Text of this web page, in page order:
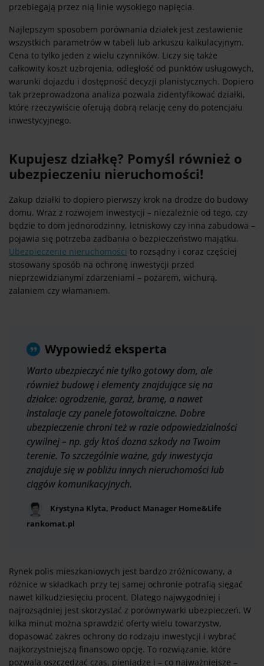
przebiegają przez nią linie wysokiego napięcia.
Najlepszym sposobem porównania działek jest zestawienie
wszystkich parametrów w tabeli lub arkuszu kalkulacyjnym.
Cena to tylko jeden z wielu czynników. Liczy się także
całkowity koszt uzbrojenia, odległość od punktów usługowych,
warunki dojazdu i dostępność decyzji planistycznych. Dopiero
tak przeprowadzona analiza pozwala zidentyfikować działki,
które rzeczywiście oferują dobrą relację ceny do potencjału
inwestycyjnego.
Kupujesz działkę? Pomyśl również o
ubezpieczeniu nieruchomości!
Zakup działki to dopiero pierwszy krok na drodze do budowy
domu. Wraz z rozwojem inwestycji – niezależnie od tego, czy
będzie to dom jednorodzinny, letniskowy czy inna zabudowa –
pojawia się potrzeba zadbania o bezpieczeństwo majątku.
Ubezpieczenie nieruchomości to rozsądny i coraz częściej
stosowany sposób na ochronę inwestycji przed
nieprzewidzianymi zdarzeniami – pożarem, wichurą,
zalaniem czy włamaniem.
Wypowiedź eksperta
Warto ubezpieczyć nie tylko gotowy dom, ale
również budowę i elementy znajdujące się na
działce: ogrodzenie, garaż, bramę, a nawet
instalacje czy panele fotowoltaiczne. Dobre
ubezpieczenie chroni też w razie odpowiedzialności
cywilnej – np. gdy ktoś dozna szkody na Twoim
terenie. To szczególnie ważne, gdy inwestycja
znajduje się w pobliżu innych nieruchomości lub
ciągów komunikacyjnych.
Krystyna Klyta, Product Manager Home&Life
rankomat.pl
Rynek polis mieszkaniowych jest bardzo zróżnicowany, a
różnice w składkach przy tej samej ochronie potrafią sięgać
nawet kilkudziesięciu procent. Dlatego najwygodniej i
najrozsądniej jest skorzystać z porównywarki ubezpieczeń. W
kilka minut można sprawdzić oferty wielu towarzystw,
dopasować zakres ochrony do rodzaju inwestycji i wybrać
najkorzystniejszą finansowo opcję. To rozwiązanie, które
pozwala oszczędzać czas, pieniądze i – co najważniejsze –